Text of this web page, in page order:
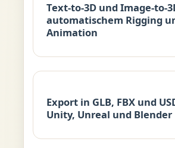
Text-to-3D und Image-to-
automatischem Rigging
Animation
Export in GLB, FBX und
Unity, Unreal und Blender